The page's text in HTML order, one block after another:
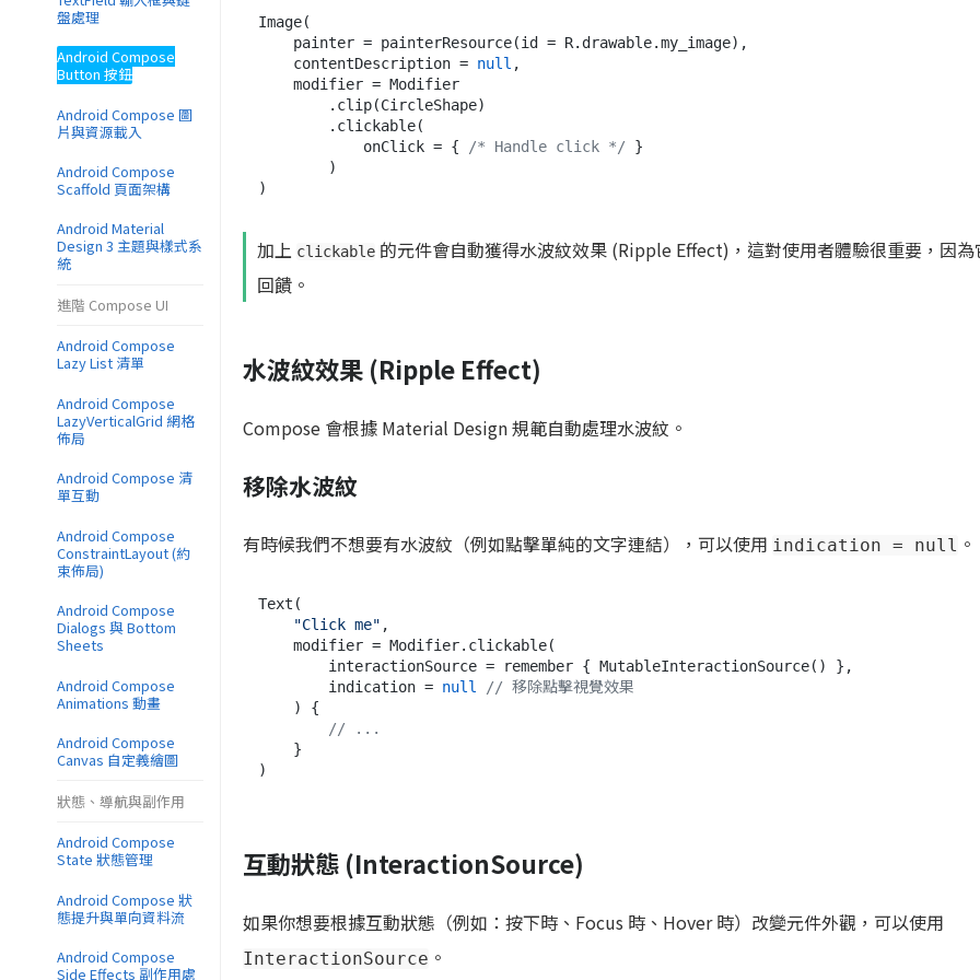
Image(
    contentDescription =
null ,
            onClick = {
/* Handle click */ }
加上 clickable 的元件會自動獲得水波紋效果 (Ripple Effect)，這對使用者體驗很重要，因為
回饋。
水波紋效果 (Ripple Effect)
Compose 會根據 Material Design 規範自動處理水波紋。
移除水波紋
有時候我們不想要有水波紋（例如點擊單純的文字連結），可以使用 indication = null 。
Text(
"Click me" ,
        indication =
null
// 移除點擊視覺效果
// ...
互動狀態 (InteractionSource)
如果你想要根據互動狀態（例如：按下時、Focus 時、Hover 時）改變元件外觀，可以使用
InteractionSource 。
盤處理
Android Compose
Button 按鈕
Android Compose 圖
片與資源載入
Android Compose
Scaffold 頁面架構
Android Material
Design 3 主題與樣式系
統
進階 Compose UI
Android Compose
Lazy List 清單
Android Compose
LazyVerticalGrid 網格
佈局
Android Compose 清
單互動
Android Compose
ConstraintLayout (約
束佈局)
Android Compose
Dialogs 與 Bottom
Sheets
Android Compose
Animations 動畫
Android Compose
Canvas 自定義繪圖
狀態、導航與副作用
Android Compose
State 狀態管理
Android Compose 狀
態提升與單向資料流
Android Compose
Side Effects 副作用處